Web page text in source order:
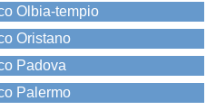
Olbia-tempio
Oristano
Padova
Palermo